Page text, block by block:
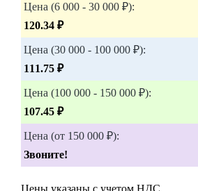
Цена (6 000 - 30 000 ₽):
120.34 ₽
Цена (30 000 - 100 000 ₽):
111.75 ₽
Цена (100 000 - 150 000 ₽):
107.45 ₽
Цена (от 150 000 ₽):
Звоните!
Цены указаны с учетом НДС